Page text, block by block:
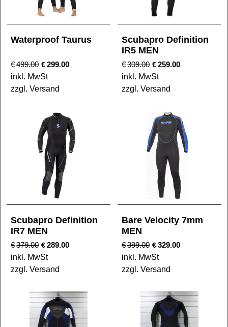
Waterproof Taurus
€499.00 € 299.00
inkl. MwSt
zzgl. Versand
Scubapro Definition
IR5 MEN
€309.00 €259.00
inkl. MwSt
zzgl. Versand
Scubapro Definition
IR7 MEN
€379.00 € 289.00
inkl. MwSt
zzgl. Versand
Bare Velocity 7mm
MEN
€399.00 €329.00
inkl. MwSt
zzgl. Versand